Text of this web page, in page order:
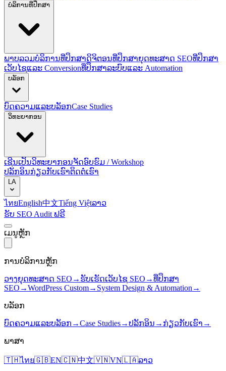
ບໍລິການທີ່ປຶກສາ
ພາບລວມບໍລິການທີ່ປຶກສາດິຈິຕອນທີ່ປຶກສາຍຸດທະສາດ SEOທີ່ປຶກສາ
ເວັບໄຊແລະ Conversionທີ່ປຶກສາລະບົບແລະ Automation
ບລັອກ
ບົດຄວາມແລະບລັອກCase Studies
ວິທະຍາກອນ
ເຊີນເປັນວິທະຍາກອນຈັດອົບຮົມ / Workshop
ປລັກອິນກ່ຽວກັບເຮົາຕິດຕໍ່ເຮົາ
LA
ไทยEnglish中文Tiếng Việtລາວ
ຮັບ SEO Audit ຟຣີ
ເມນູຫຼັກ
ການບໍລິການຫຼັກ
ວາງຍຸດທະສາດ SEO → ຮັບເຮັດເວັບໄຊ SEO →ທີ່ປຶກສາ
SEO →WordPress Custom→ System Design & Automation →
ບລັອກ
ບົດຄວາມແລະບລັອກ →Case Studies→ປລັກອິນ → ກ່ຽວກັບເຮົາ →
ພາສາ
🇹🇭ไทย🇬🇧EN🇨🇳中文🇻🇳VN🇱🇦ລາວ